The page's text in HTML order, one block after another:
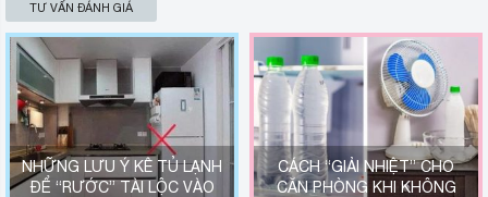
TƯ VẤN ĐÁNH GIÁ
NHỮNG LƯU Ý KÊ TỦ LẠNH
ĐỂ “RƯỚC” TÀI LỘC VÀO
CÁCH “GIẢI NHIỆT” CHO
CĂN PHÒNG KHI KHÔNG